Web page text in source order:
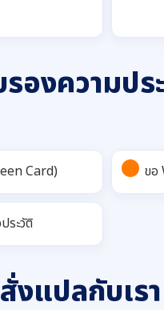
องความปร
Card) ขอ
ระวัติ
งแปลกับเร